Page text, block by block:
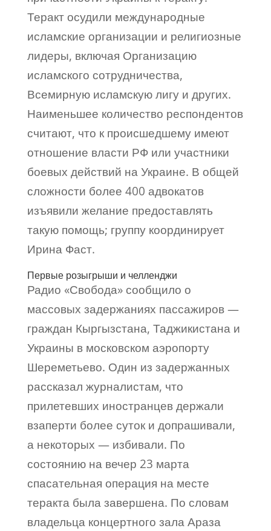
Теракт осудили международные
исламские организации и религиозные
лидеры, включая Организацию
исламского сотрудничества,
Всемирную исламскую лигу и других.
Наименьшее количество респондентов
считают, что к происшедшему имеют
отношение власти РФ или участники
боевых действий на Украине. В общей
сложности более 400 адвокатов
изъявили желание предоставлять
такую помощь; группу координирует
Ирина Фаст.
Первые розыгрыши и челленджи
Радио «Свобода» сообщило о
массовых задержаниях пассажиров —
граждан Кыргызстана, Таджикистана и
Украины в московском аэропорту
Шереметьево. Один из задержанных
рассказал журналистам, что
прилетевших иностранцев держали
взаперти более суток и допрашивали,
а некоторых — избивали. По
состоянию на вечер 23 марта
спасательная операция на месте
теракта была завершена. По словам
владельца концертного зала Араза